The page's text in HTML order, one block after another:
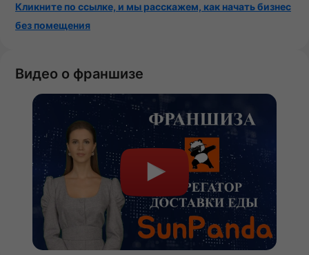
Кликните по ссылке, и мы расскажем, как начать бизнес
без помещения
Видео о франшизе